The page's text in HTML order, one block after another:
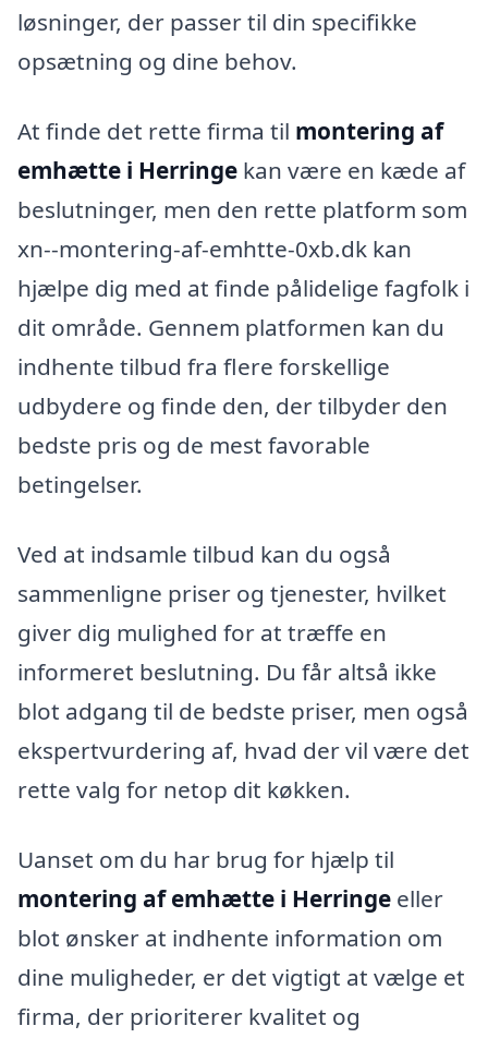
løsninger, der passer til din specifikke
opsætning og dine behov.
At finde det rette firma til montering af
emhætte i Herringe kan være en kæde af
beslutninger, men den rette platform som
xn--montering-af-emhtte-0xb.dk kan
hjælpe dig med at finde pålidelige fagfolk i
dit område. Gennem platformen kan du
indhente tilbud fra flere forskellige
udbydere og finde den, der tilbyder den
bedste pris og de mest favorable
betingelser.
Ved at indsamle tilbud kan du også
sammenligne priser og tjenester, hvilket
giver dig mulighed for at træffe en
informeret beslutning. Du får altså ikke
blot adgang til de bedste priser, men også
ekspertvurdering af, hvad der vil være det
rette valg for netop dit køkken.
Uanset om du har brug for hjælp til
montering af emhætte i Herringe eller
blot ønsker at indhente information om
dine muligheder, er det vigtigt at vælge et
firma, der prioriterer kvalitet og